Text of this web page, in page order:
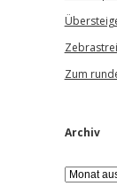
Zum
Archiv
A
r